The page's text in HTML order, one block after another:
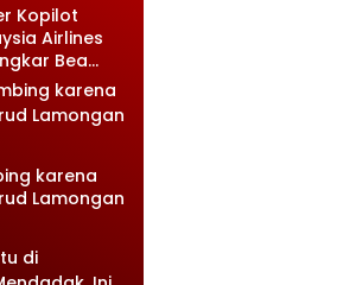
Terkejut
Kopilot
Airlines
Bea
Isinya Bikin
Terkejut
karena
Lamongan